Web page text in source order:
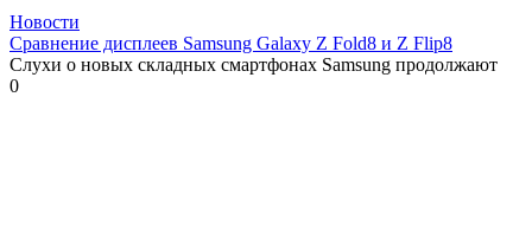
Новости
Сравнение дисплеев Samsung Galaxy Z Fold8 и Z Flip8
Слухи о новых складных смартфонах Samsung продолжают
0